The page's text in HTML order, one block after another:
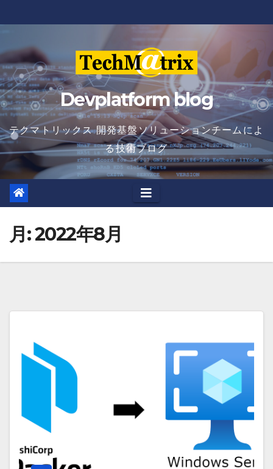
to
content
Devplatform blog
テクマトリックス 開発基盤ソリューションチームによ
る技術ブログ
月:2022年8月